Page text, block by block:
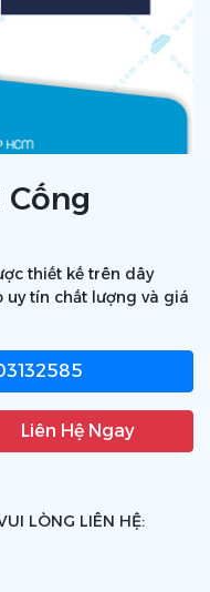
thiết kế trên dây
uy tín chất lượng và giá
Liên Hệ Ngay
LÒNG LIÊN HỆ: